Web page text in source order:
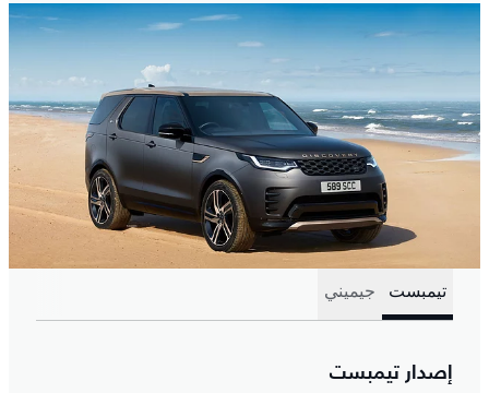
تيمبست جيميني
إصدار تيمبست